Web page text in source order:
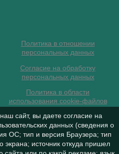
Политика в отношении
персональных данных
Согласие на обработку
персональных данных
Политика в области
использования cookie-файлов
сайт, вы даете согласие на
данных (сведения о
ОС; тип и версия Браузера; тип
экрана; источник откуда пришел